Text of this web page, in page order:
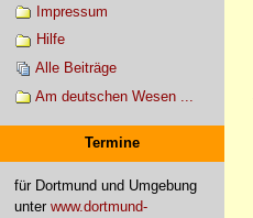
Impressum
Hilfe
Alle Beiträge
Am deutschen Wesen ...
Termine
für Dortmund und Umgebung
unter www.dortmund-